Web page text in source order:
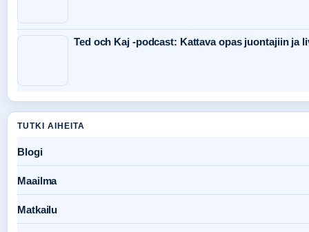
Ted och Kaj -podcast: Kattava opas juontajiin ja
TUTKI AIHEITA
Blogi
Maailma
Matkailu